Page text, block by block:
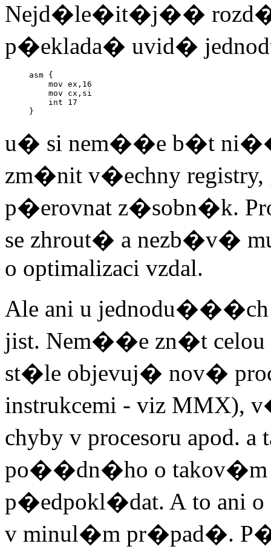
Nejd�le�it�j�� rozd�l
p�eklada� uvid�
asm {
    mov ex,16
    mov cx,si
    int 17
u� si nem��e b�t
zm�nit v�echny
p�erovnat z�sobn�k.
se zhrout� a nezb�v�
o optimalizaci vzdal.
Ale ani u
jist. Nem��e zn�t celou
st�le objevuj� nov�
instrukcemi - viz
chyby v procesoru apod.
po��dn�ho o takov�m
p�edpokl�dat. A to ani
v minul�m pr�pad�.